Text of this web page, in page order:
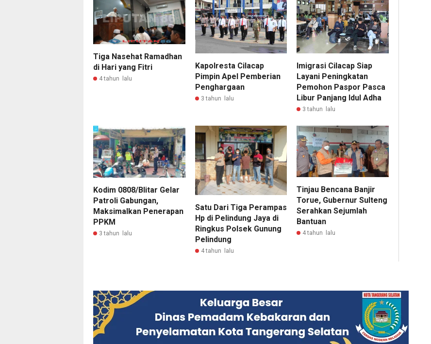
Tiga Nasehat Ramadhan
di Hari yang Fitri
4 tahun lalu
Kapolresta Cilacap
Pimpin Apel Pemberian
Penghargaan
3 tahun lalu
Imigrasi Cilacap Siap
Layani Peningkatan
Pemohon Paspor Pasca
Libur Panjang Idul Adha
3 tahun lalu
Kodim 0808/Blitar Gelar
Patroli Gabungan,
Maksimalkan Penerapan
PPKM
3 tahun lalu
Satu Dari Tiga Perampas
Hp di Pelindung Jaya di
Ringkus Polsek Gunung
Pelindung
4 tahun lalu
Tinjau Bencana Banjir
Torue, Gubernur Sulteng
Serahkan Sejumlah
Bantuan
4 tahun lalu